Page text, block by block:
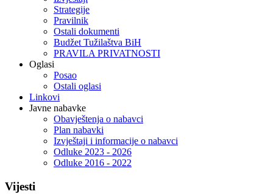
Strategije
Pravilnik
Ostali dokumenti
Budžet Tužilaštva BiH
PRAVILA PRIVATNOSTI
Oglasi
Posao
Ostali oglasi
Linkovi
Javne nabavke
Obavještenja o nabavci
Plan nabavki
Izvještaji i informacije o nabavci
Odluke 2023 - 2026
Odluke 2016 - 2022
Vijesti